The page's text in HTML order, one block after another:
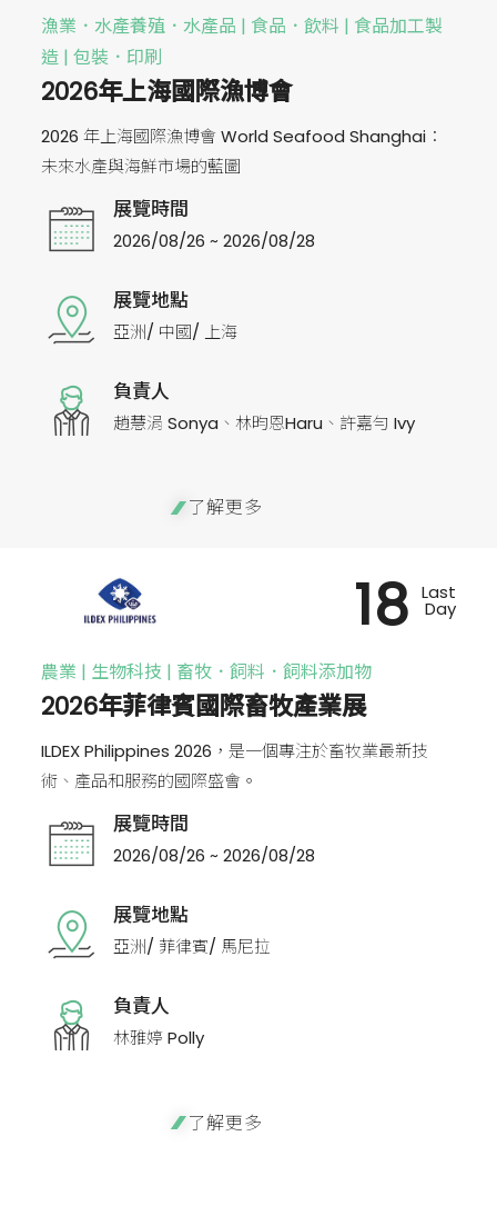
漁業．水產養殖．水產品 | 食品．飲料 | 食品加工製
造 | 包裝．印刷
2026年上海國際漁博會
2026 年上海國際漁博會 World Seafood Shanghai：
未來水產與海鮮市場的藍圖
展覽時間
2026/08/26 ~ 2026/08/28
展覽地點
亞洲/ 中國/ 上海
負責人
趙慧涓 Sonya、林昀恩Haru、許嘉勻 Ivy
了解更多
農業 | 生物科技 | 畜牧．飼料．飼料添加物
2026年菲律賓國際畜牧產業展
ILDEX Philippines 2026，是一個專注於畜牧業最新技
術、產品和服務的國際盛會。
展覽時間
2026/08/26 ~ 2026/08/28
展覽地點
亞洲/ 菲律賓/ 馬尼拉
負責人
林雅婷 Polly
18 Last
Day
了解更多